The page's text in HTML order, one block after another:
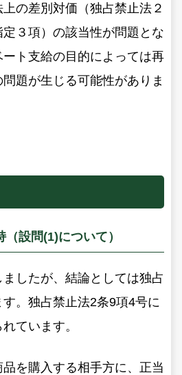
の差別対価（独占禁止法２
３項）の該当性が問題とな
ート支給の目的によっては再
題が生じる可能性がありま
設問(1)について）
ましたが、結論としては独占
。独占禁止法2条9項4号に
ています。
品を購入する相手方に、正当